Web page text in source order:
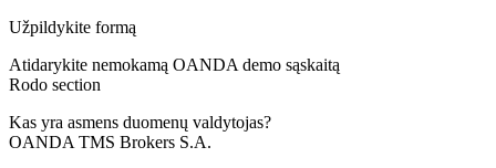
Užpildykite formą
Atidarykite nemokamą OANDA demo sąskaitą
Rodo section
Kas yra asmens duomenų valdytojas?
OANDA TMS Brokers S.A.